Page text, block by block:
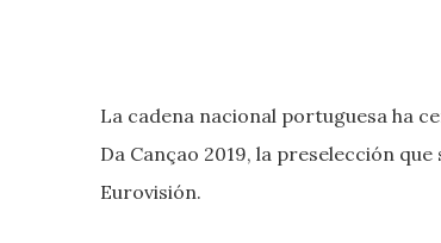
La cadena nacional portuguesa ha
Da Cançao 2019, la preselección
Eurovisión.